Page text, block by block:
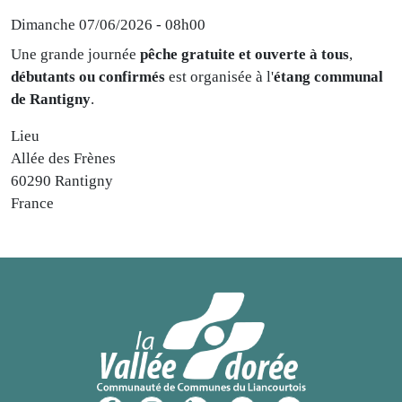
Dimanche 07/06/2026 - 08h00
Une grande journée pêche gratuite et ouverte à tous,
débutants ou confirmés est organisée à l'étang communal
de Rantigny.
Lieu
Allée des Frènes
60290 Rantigny
France